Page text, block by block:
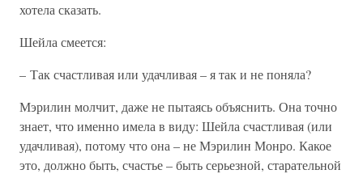
хотела сказать.
Шейла смеется:
– Так счастливая или удачливая – я так и не поняла?
Мэрилин молчит, даже не пытаясь объяснить. Она точно
знает, что именно имела в виду: Шейла счастливая (или
удачливая), потому что она – не Мэрилин Монро. Какое
это, должно быть, счастье – быть серьезной, старательной